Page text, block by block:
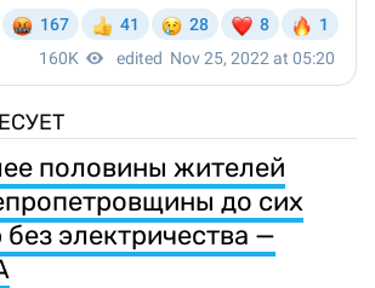
половины жителей
до сих
без электричества —